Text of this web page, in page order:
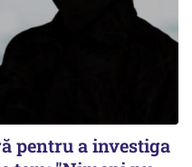
pentru a investiga